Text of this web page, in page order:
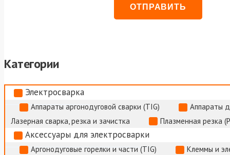
Категории
Электросварка
Аппараты аргонодуговой сварки (TIG)
Аппараты
Лазерная сварка, резка и зачистка
Плазменная резка
Аксессуары для электросварки
Аргонодуговые горелки и части (TIG)
Клеммы и